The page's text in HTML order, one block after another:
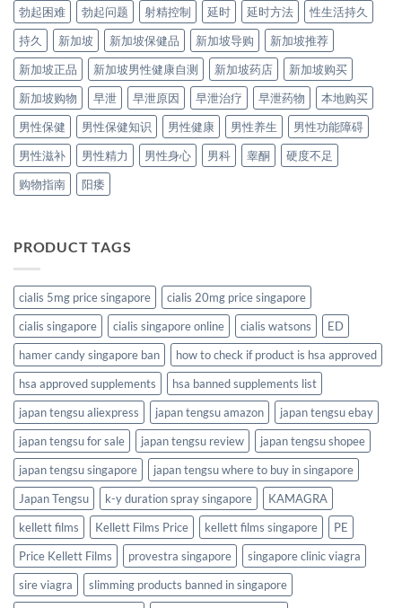
勃起困难
勃起问题 射精控制 延时 延时方法
性生活持久
持久
新加坡 新加坡保健品 新加坡导购
新加坡推荐
新加坡正品
新加坡男性健康自测 新加坡药店
新加坡购买
新加坡购物
早泄 早泄原因 早泄治疗 早泄药物
本地购买
男性保健
男性保健知识 男性健康 男性养生
男性功能障碍
男性滋补
男性精力 男性身心 男科 睾酮
硬度不足
购物指南
阳痿
PRODUCT TAGS
cialis 5mg price singapore
cialis 20mg price singapore
cialis singapore
cialis singapore online cialis watsons
ED
hamer candy singapore ban
how to check if product is hsa approved
hsa approved supplements
hsa banned supplements list
japan tengsu aliexpress
japan tengsu amazon
japan tengsu ebay
japan tengsu for sale
japan tengsu review
japan tengsu shopee
japan tengsu singapore
japan tengsu where to buy in singapore
Japan Tengsu
k-y duration spray singapore
KAMAGRA
kellett films
Kellett Films Price kellett films singapore
PE
Price Kellett Films
provestra singapore
singapore clinic viagra
sire viagra
slimming products banned in singapore